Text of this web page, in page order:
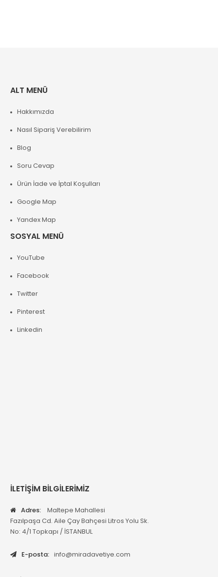
ALT MENÜ
Hakkımızda
Nasıl Sipariş Verebilirim
Blog
Soru Cevap
Ürün İade ve İptal Koşulları
Google Map
Yandex Map
SOSYAL MENÜ
YouTube
Facebook
Twitter
Pinterest
Linkedin
İLETİŞİM BİLGİLERİMİZ
Adres:
Maltepe Mahallesi
Fazılpaşa Cd. Aile Çay Bahçesi Litros Yolu Sk.
No: 4/1 Topkapı / İSTANBUL
E-posta: info@miradavetiye.com